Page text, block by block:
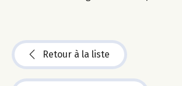
Retour à la liste